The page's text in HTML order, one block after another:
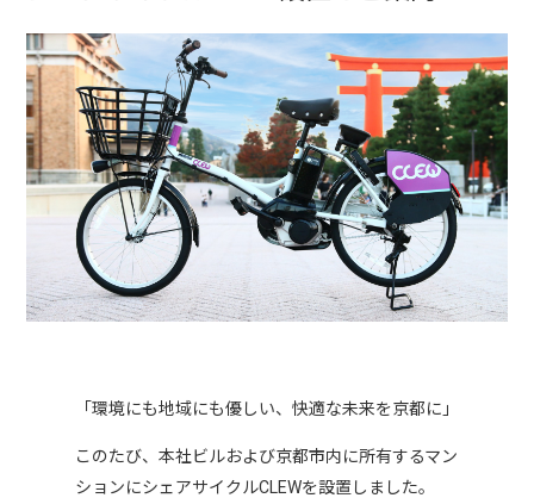
「環境にも地域にも優しい、快適な未来を京都に」
このたび、本社ビルおよび京都市内に所有するマン
ションにシェアサイクルCLEWを設置しました。